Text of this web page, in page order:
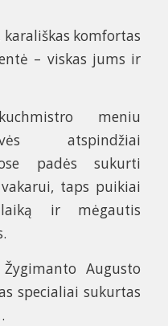
komfortas
– viskas jums ir
meniu
atspindžiai
padės sukurti
taps puikiai
ir mėgautis
Augusto
specialiai sukurtas